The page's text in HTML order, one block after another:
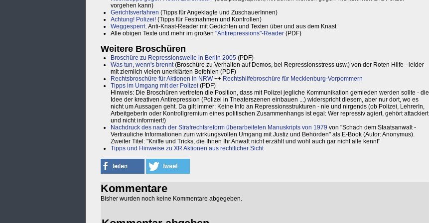
vorgehen kann)
Gerichtsverfahren (Tipps für Angeklagte und ZuschauerInnen)
Achtung! Polizei! (Tipps für Festnahmen und Kontrollen)
Weggesperrt. Anti-Knast-Reader mit Gedichten und Texten über und aus dem Knast
Alle obigen Texte und mehr im großen "Antirepressions"-Reader (PDF)
Weitere Broschüren
Broschüre zu Repressionswelle in Berlin 2005 (PDF)
Was tun, wenn's brennt(Broschüre zu Verhalten auf Demos, bei Repressionsstress usw.) von der Roten Hilfe - leider
mit ziemlich vielen unerklärten Befehlen (PDF)
Rechtsbroschüre für Aktionen in NRW++ Rechtshilfebroschüre für Mecklenburg-Vorpommern
Tipps im Umgang mit der Polizei (PDF)
Hinweis: Die Broschüren vertreten die Position, dass mit Polizei jegliche Kommunikation gemieden werden sollte - die
Idee der kreativen Antirepression (Polizei in Theaterszenen einbauen ...) widerspricht diesem, aber nur dort, wo es
nicht um Aussagen geht. Da gilt immer: Keine Info an Repressionsstrukturen - nie und nirgends (ob Polizei, LehrerIn,
ArbeitgeberIn oder Kontrollgremium eines politischen Zusammenhangs ist egal: Wer repressiv agiert, gehört attackiert
und nicht informiert!)
Nachdruck des nach der Strafrechtsreform überarbeiteten Manuskripts von 1979 von "Schach dem Staatsanwalt -
Vertrauliche Informationen zum wirkungsvollen Umgang mit Justiz und Behörden" als E-Book (Autor: Anonymus).
Zweiter Titel: "Kniffe und Tricks, die Ihnen Ihr Anwalt nicht erzählt und wohl auch gar nicht alle kennt"
Tipps und Hinweise zu XR Aktionen aus rechtlicher Sicht
Kommentare
Bisher wurden noch keine Kommentare abgegeben.